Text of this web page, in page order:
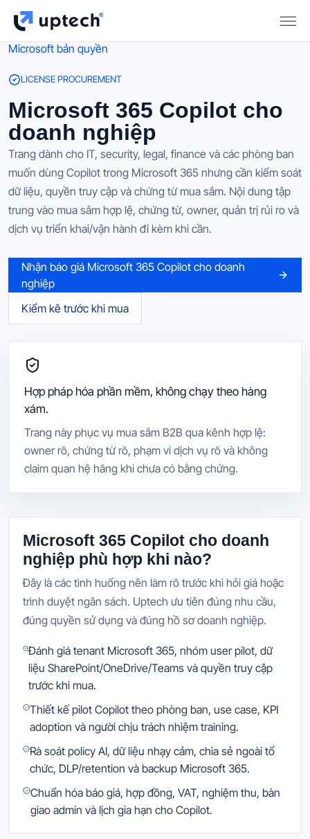
Microsoft bản quyền
LICENSE PROCUREMENT
Microsoft 365 Copilot cho
doanh nghiệp
Trang dành cho IT, security, legal, finance và các phòng ban
muốn dùng Copilot trong Microsoft 365 nhưng cần kiểm soát
dữ liệu, quyền truy cập và chứng từ mua sắm. Nội dung tập
trung vào mua sắm hợp lệ, chứng từ, owner, quản trị rủi ro và
dịch vụ triển khai/vận hành đi kèm khi cần.
Nhận báo giá Microsoft 365 Copilot cho doanh
nghiệp
Kiểm kê trước khi mua
Hợp pháp hóa phần mềm, không chạy theo hàng
xám.
Trang này phục vụ mua sắm B2B qua kênh hợp lệ:
owner rõ, chứng từ rõ, phạm vi dịch vụ rõ và không
claim quan hệ hãng khi chưa có bằng chứng.
Microsoft 365 Copilot cho doanh
nghiệp phù hợp khi nào?
Đây là các tình huống nên làm rõ trước khi hỏi giá hoặc
trình duyệt ngân sách. Uptech ưu tiên đúng nhu cầu,
đúng quyền sử dụng và đúng hồ sơ doanh nghiệp.
Đánh giá tenant Microsoft 365, nhóm user pilot, dữ
liệu SharePoint/OneDrive/Teams và quyền truy cập
trước khi mua.
Thiết kế pilot Copilot theo phòng ban, use case, KPI
adoption và người chịu trách nhiệm training.
Rà soát policy AI, dữ liệu nhạy cảm, chia sẻ ngoài tổ
chức, DLP/retention và backup Microsoft 365.
Chuẩn hóa báo giá, hợp đồng, VAT, nghiệm thu, bàn
giao admin và lịch gia hạn cho Copilot.